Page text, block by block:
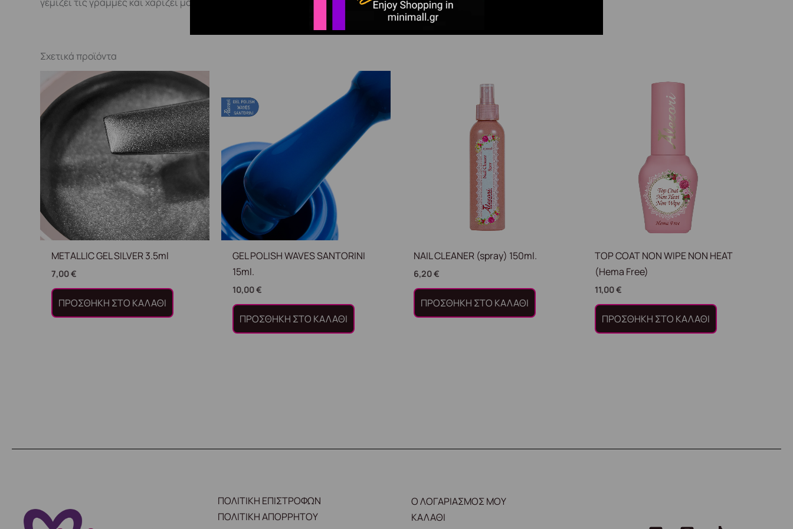
Σχετικά προϊόντα
METALLIC GEL SILVER 3.5ml
7,00€
ΠΡΟΣΘΉΚΗ ΣΤΟ ΚΑΛΆΘΙ
GEL POLISH WAVES SANTORINI
15ml.
10,00€
ΠΡΟΣΘΉΚΗ ΣΤΟ ΚΑΛΆΘΙ
NAIL CLEANER (spray) 150ml.
6,20€
ΠΡΟΣΘΉΚΗ ΣΤΟ ΚΑΛΆΘΙ
TOP COAT NON WIPE NON HEAT
(Hema Free)
11,00€
ΠΡΟΣΘΉΚΗ ΣΤΟ ΚΑΛΆΘΙ
ΠΟΛΙΤΙΚΗ ΕΠΙΣΤΡΟΦΩΝ
ΠΟΛΙΤΙΚΗ ΑΠΟΡΡΗΤΟΥ
Ο ΛΟΓΑΡΙΑΣΜΟΣ ΜΟΥ
ΚΑΛΑΘΙ